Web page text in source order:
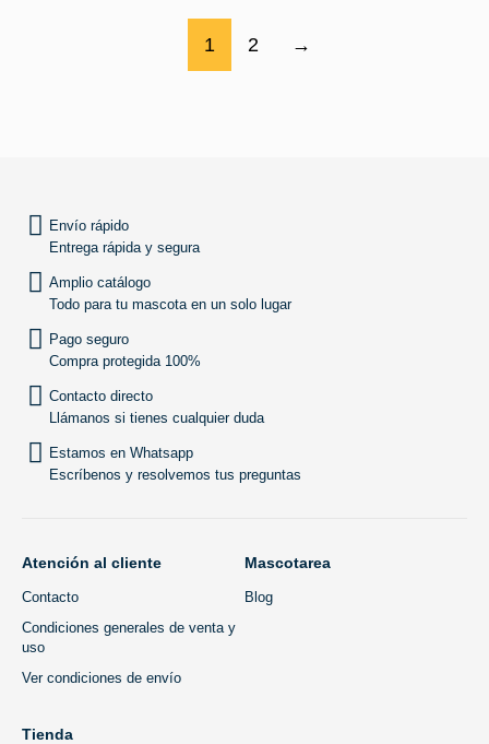
1 2 →
Envío rápido
Entrega rápida y segura
Amplio catálogo
Todo para tu mascota en un solo lugar
Pago seguro
Compra protegida 100%
Contacto directo
Llámanos si tienes cualquier duda
Estamos en Whatsapp
Escríbenos y resolvemos tus preguntas
Atención al cliente
Contacto
Condiciones generales de venta y
uso
Ver condiciones de envío
Mascotarea
Blog
Tienda